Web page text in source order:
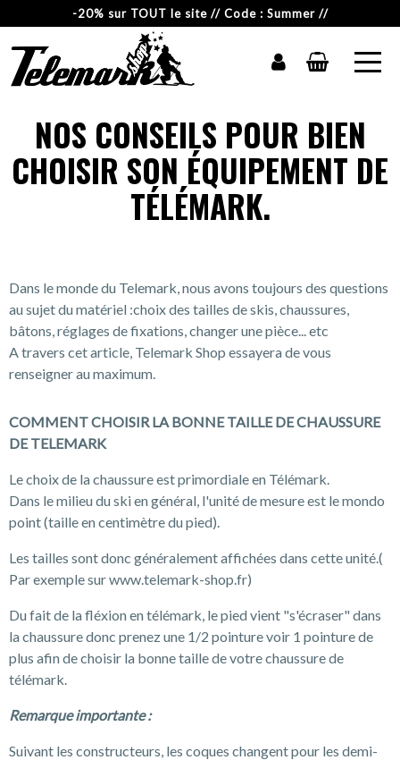
-20% sur TOUT le site // Code : Summer //
NOS CONSEILS POUR BIEN
CHOISIR SON ÉQUIPEMENT DE
TÉLÉMARK.
Dans le monde du Telemark, nous avons toujours des questions
au sujet du matériel :choix des tailles de skis, chaussures,
bâtons, réglages de fixations, changer une pièce... etc
A travers cet article, Telemark Shop essayera de vous
renseigner au maximum.
COMMENT CHOISIR LA BONNE TAILLE DE CHAUSSURE
DE TELEMARK
Le choix de la chaussure est primordiale en Télémark.
Dans le milieu du ski en général, l'unité de mesure est le mondo
point (taille en centimètre du pied).
Les tailles sont donc généralement affichées dans cette unité.(
Par exemple sur www.telemark-shop.fr)
Du fait de la fléxion en télémark, le pied vient "s'écraser" dans
la chaussure donc prenez une 1/2 pointure voir 1 pointure de
plus afin de choisir la bonne taille de votre chaussure de
télémark.
Remarque importante :
Suivant les constructeurs, les coques changent pour les demi-